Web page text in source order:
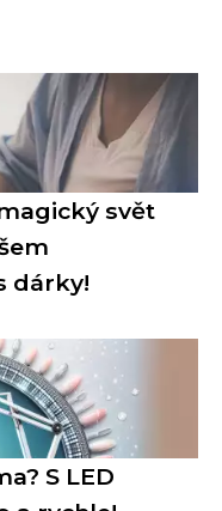
svět
dárky!
S LED